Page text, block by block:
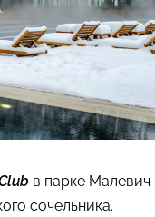
в парке Малевич
сочельника.